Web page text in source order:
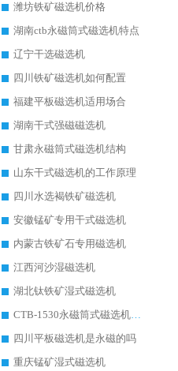
潍坊铁矿磁选机价格
湖南ctb永磁筒式磁选机特点
辽宁干选磁选机
四川铁矿磁选机如何配置
福建平板磁选机适用场合
湖南干式强磁磁选机
甘肃永磁筒式磁选机结构
山东干式磁选机的工作原理
四川水选褐铁矿磁选机
安徽锰矿专用干式磁选机
内蒙古铁矿石专用磁选机
江西河沙湿磁选机
湖北钛铁矿湿式磁选机
CTB-1530永磁筒式磁选机代理商
四川平板磁选机是永磁的吗
重庆锰矿湿式磁选机